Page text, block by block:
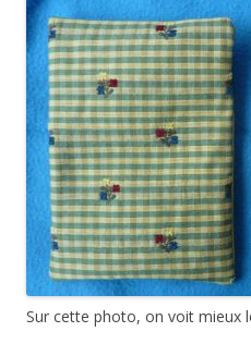
Sur cette photo, on voit mieux